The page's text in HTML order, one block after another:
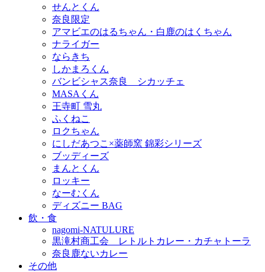
せんとくん
奈良限定
アマビエのはるちゃん・白鹿のはくちゃん
ナライガー
ならきち
しかまろくん
バンビシャス奈良 シカッチェ
MASAくん
王寺町 雪丸
ふくねこ
ロクちゃん
にしだあつこ×薬師窯 錦彩シリーズ
ブッディーズ
まんとくん
ロッキー
なーむくん
ディズニー BAG
飲・食
nagomi-NATULURE
黒滝村商工会 レトルトカレー・カチャトーラ
奈良鹿ないカレー
その他